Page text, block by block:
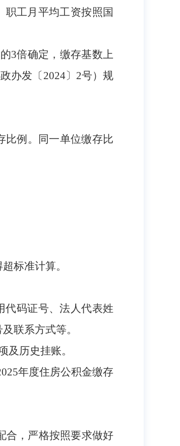
职工月平均工资按照国
3倍确定，缴存基数上
办发〔2024〕2号）规
比例。同一单位缴存比
标准计算。
代码证号、法人代表姓
联系方式等。
历史挂账。
年度住房公积金缴存
合，严格按照要求做好